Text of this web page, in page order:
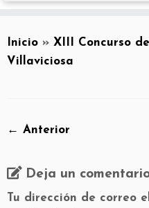
Inicio » XIII Concurso
Villaviciosa
← Anterior
Deja un
Tu dirección de correo